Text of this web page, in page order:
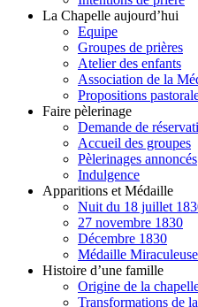
La Chapelle aujourd’hui
Equipe
Groupes de prières
Atelier des enfants
Association de la
Propositions
Faire pèlerinage
Demande de
Accueil des groupes
Pèlerinages annoncés
Indulgence
Apparitions et Médaille
Nuit du 18 juillet
27 novembre 1830
Décembre 1830
Médaille Miraculeuse
Histoire d’une famille
Origine de la
Transformations de